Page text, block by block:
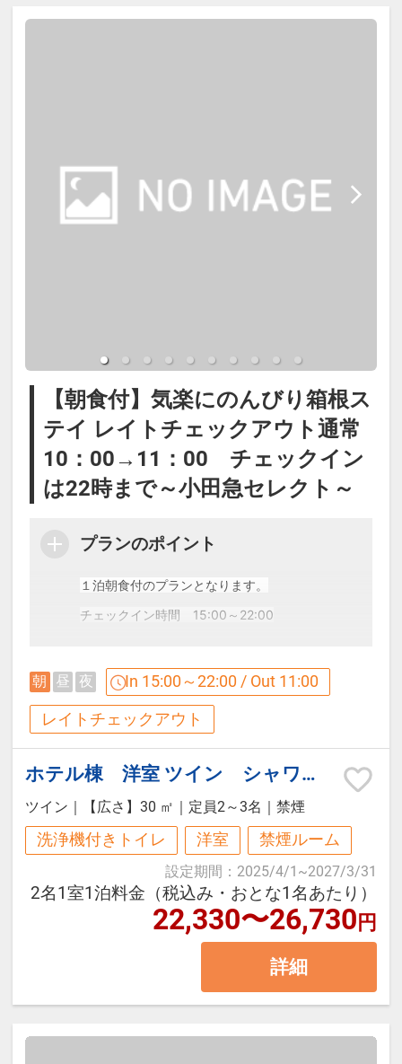
当ホテルではブッフェスタイルでご
ブッフェに9大アレルギーのピクト
表示はございますが、ご自身のご判
断でお召し上がりいただけますよう
で知られる二ノ平温泉で、肌が滑ら
かになると評判のナトリウム-塩化物
泉（自家源泉）です。
（営業時間15：00～23：00 / 6：00
～9：30）
※※※ソファーベッドについて
※※※
3名様以上でご宿泊の場合、エキス
用いただきますが、ソファーベッド
のご準備はお休みの際にお客様ご自
身にお願いしています。 予めご承知
下さいますようお願い申し上げま
す。
※セミダブル客室にはシャワー・バ
スタブはついていません。
※ツインルームはシャワーブースの
みの設置となります。
をお通りいただく必要がございます
・ホテル内でのご精算は現金のご利
用はできません。クレジットカー
ド、モバイル決済（ＱＲ決済）、交
のご朝食をお付けしたプランです。
添い寝のお子様もご自由にお召し上
がりください。
※コンドミニアム棟にはフロントは
朝食の際にはホテルエリア（東棟）
までお越しいただく必要がございま
すので予めご了承下さい。
がりください。
【ライブラリーラウンジ】
ご用意しているソフトドリンク類は
フリーでお愉しみいただけます。
また19時から22時まではソフトドリ
ンクに加えて、ウィスキー等もご準
備しています。
・アレルギー対応について
当ホテルではブッフェスタイルでご
提供するお食事があり、コンタミネ
【朝食付】気楽にのんびり箱根ス
テイ レイトチェックアウト通常
10：00→11：00 チェックイン
は22時まで～小田急セレクト～
プランのポイント
１泊朝食付のプランとなります。
チェックイン時間　15:00～22:00
・ライブラリーラウンジにてフリードリンクをご
用意
「利用時間」6：00～24：00（アルコールは
19：00～22：00※20歳以上）
・レイトチェックアウト　通常10：00→11：00
朝 昼 夜 In 15:00～22:00 / Out 11:00
レイトチェックアウト
ホテル棟 洋室 ツイン シャワールーム・トイレ付（禁煙）
ツイン ｜ 【広さ】30 ㎡ ｜ 定員2～3名 ｜ 禁煙
洗浄機付きトイレ 洋室 禁煙ルーム
設定期間 ： 2025/4/1 ~2027/3/31
2名1室1泊料金（税込み・おとな1名あたり）
22,330〜26,730円
詳細